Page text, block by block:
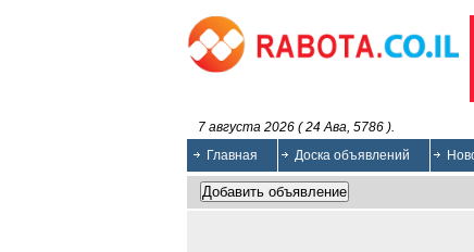
7 августа 2026 ( 24 Ава, 5786 ).
Главная
Доска объявлений